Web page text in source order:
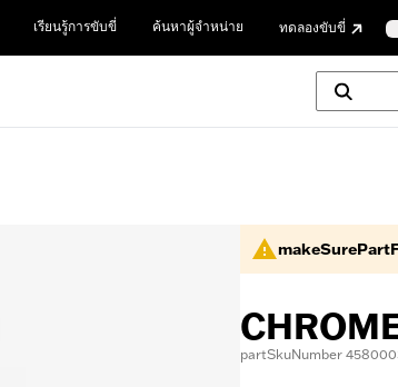
เรียนรู้การขับขี่ ค้นหาผู้จำหน่าย ทดลองขับขี่
partSkuNumber